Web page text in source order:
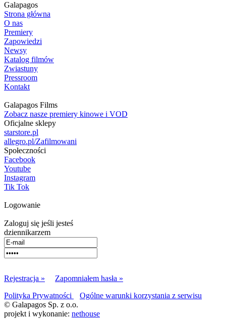
Galapagos
Strona główna
O nas
Premiery
Zapowiedzi
Newsy
Katalog filmów
Zwiastuny
Pressroom
Kontakt
Galapagos Films
Zobacz nasze premiery kinowe i VOD
Oficjalne sklepy
starstore.pl
allegro.pl/Zafilmowani
Społeczności
Facebook
Youtube
Instagram
Tik Tok
Logowanie
Zaloguj się jeśli jesteś
dziennikarzem
Rejestracja »
Zapomniałem hasła »
Polityka Prywatności
Ogólne warunki korzystania z serwisu
© Galapagos Sp. z o.o.
projekt i wykonanie: nethouse